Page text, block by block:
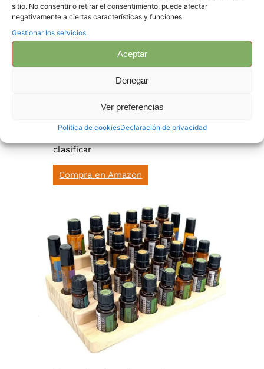
sitio. No consentir o retirar el consentimiento, puede afectar
negativamente a ciertas características y funciones.
Gestionar los servicios
Aceptar
Denegar
Ver preferencias
Política de cookiesDeclaración de privacidad
Roll On Rellenable Aceites
esenciales – 10 ml 16 botes
calidad y reutilizables. Incluye 2
abridores de botella, 2 embudos y 2
clasificar
Compra en Amazon